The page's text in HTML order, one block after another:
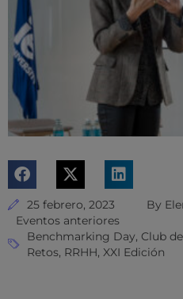
25 febrero, 2023 By
Eventos anteriores
Benchmarking Day, Club
Retos, RRHH, XXI Edición